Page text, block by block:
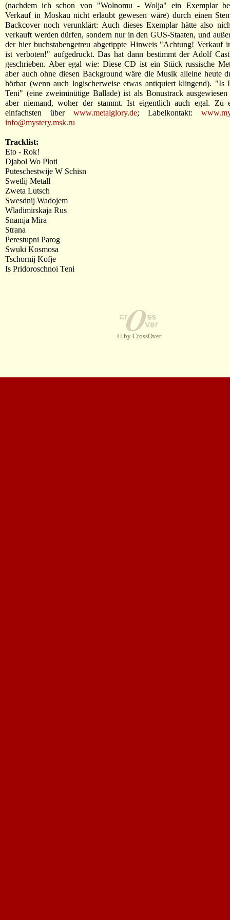
(nachdem ich schon von "Wolnomu - Wolja" ein Exemplar
Verkauf in Moskau nicht erlaubt gewesen wäre) durch einen
Backcover noch verunklärt: Auch dieses Exemplar hätte also
verkauft werden dürfen, sondern nur in den GUS-Staaten, und
der hier buchstabengetreu abgetippte Hinweis "Achtung! Verkauf
ist verboten!" aufgedruckt. Das hat dann bestimmt der Adolf
geschrieben. Aber egal wie: Diese CD ist ein Stück russische
aber auch ohne diesen Background wäre die Musik alleine heute
hörbar (wenn auch logischerweise etwas antiquiert klingend). "Is
Teni" (eine zweiminütige Ballade) ist als Bonustrack
aber niemand, woher der stammt. Ist eigentlich auch egal. Zu
einfachsten über www.metalglory.de; Labelkontakt:
info@mystery.msk.ru
Tracklist:
Eto - Rok!
Djabol Wo Ploti
Puteschestwije W Schisn
Swetlij Metall
Zweta Lutsch
Swesdnij Wadojem
Wladimirskaja Rus
Snamja Mira
Strana
Perestupni Parog
Swuki Kosmosa
Tschornij Kofje
Is Pridoroschnoi Teni
© by CrossOver